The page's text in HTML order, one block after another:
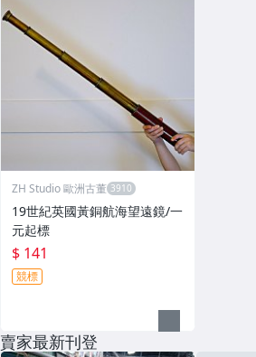
ZH Studio 歐洲古董
19世紀英國黃銅航海望遠鏡/一
元起標
$ 141
競標
賣家最新刊登